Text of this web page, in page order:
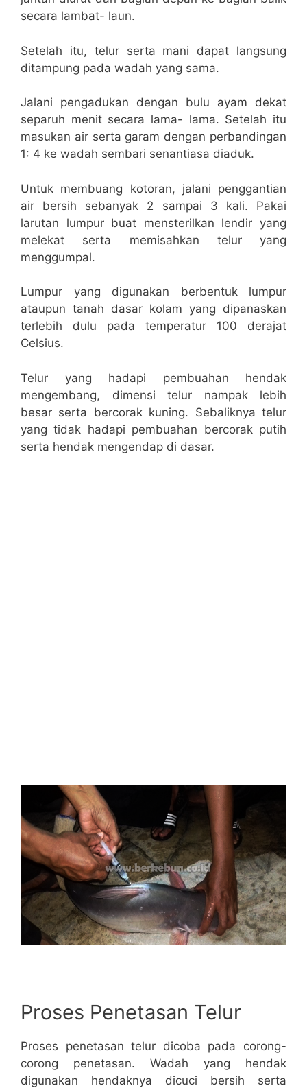
secara lambat- laun.
Setelah itu, telur serta mani dapat langsung
ditampung pada wadah yang sama.
Jalani pengadukan dengan bulu ayam dekat
separuh menit secara lama- lama. Setelah itu
masukan air serta garam dengan perbandingan
1: 4 ke wadah sembari senantiasa diaduk.
Untuk membuang kotoran, jalani penggantian
air bersih sebanyak 2 sampai 3 kali. Pakai
larutan lumpur buat mensterilkan lendir yang
melekat serta memisahkan telur yang
menggumpal.
Lumpur yang digunakan berbentuk lumpur
ataupun tanah dasar kolam yang dipanaskan
terlebih dulu pada temperatur 100 derajat
Celsius.
Telur yang hadapi pembuahan hendak
mengembang, dimensi telur nampak lebih
besar serta bercorak kuning. Sebaliknya telur
yang tidak hadapi pembuahan bercorak putih
serta hendak mengendap di dasar.
Proses Penetasan Telur
Proses penetasan telur dicoba pada corong-
corong penetasan. Wadah yang hendak
digunakan hendaknya dicuci bersih serta